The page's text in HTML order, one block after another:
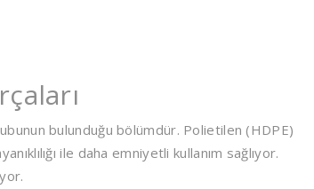
bulunduğu bölümdür. Polietilen (HDPE)
ile daha emniyetli kullanım sağlıyor.